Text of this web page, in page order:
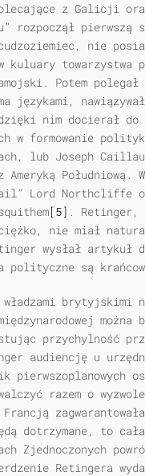
z Galicji
rozpoczął pierwszą
nie
towarzystwa
Potem
językami,
nim docierał
w formowanie
lub Joseph
Ameryką
Lord Northcliffe
[5] . Retinger,
nie miał
wysłał artykuł
polityczne są
brytyjskimi
można
przychylność
audiencję u
razem o
dotrzymane, to
Zjednoczonych
Retingera